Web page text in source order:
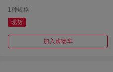
1种规格
现货
加入购物车